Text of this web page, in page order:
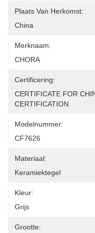
Plaats Van Herkomst:
China
Merknaam:
CHORA
Certificering:
CERTIFICATE FOR
CERTIFICATION
Modelnummer:
CF7626
Materiaal:
Keramiektegel
Kleur:
Grijs
Grootte: